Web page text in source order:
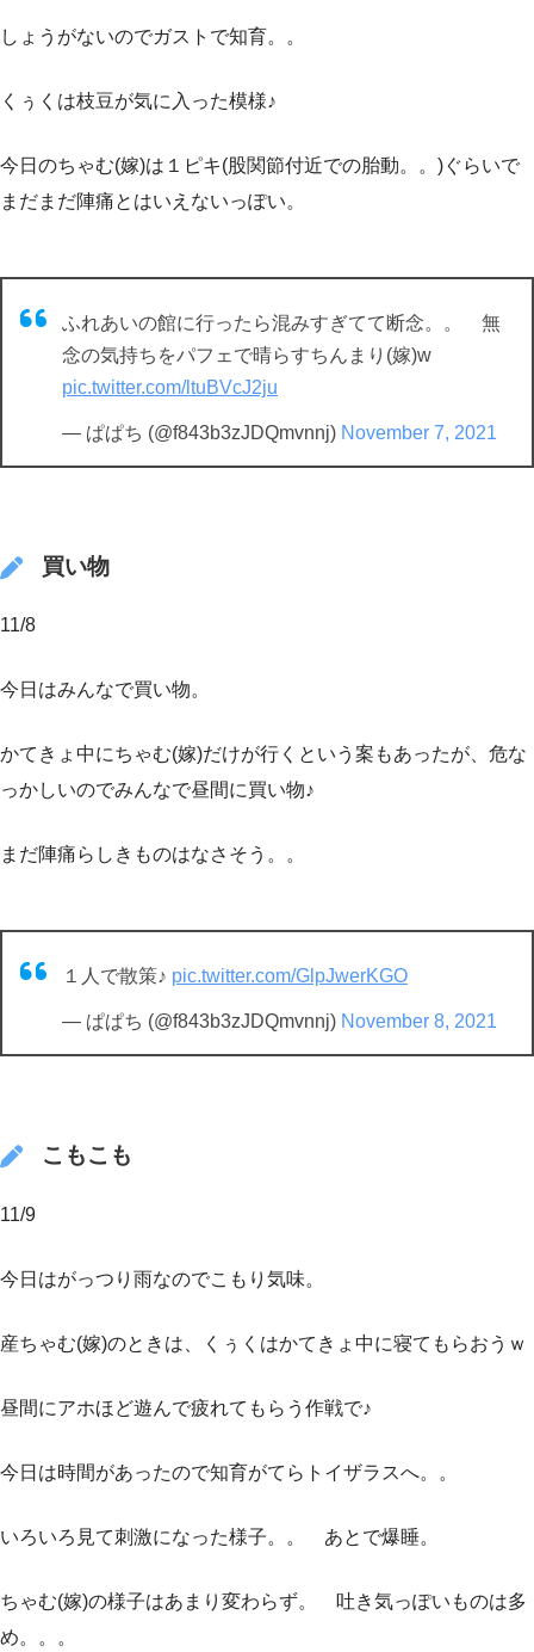
しょうがないのでガストで知育。。
くぅくは枝豆が気に入った模様♪
今日のちゃむ(嫁)は１ピキ(股関節付近での胎動。。)ぐらいで
まだまだ陣痛とはいえないっぽい。
ふれあいの館に行ったら混みすぎてて断念。。 無
念の気持ちをパフェで晴らすちんまり(嫁)w
pic.twitter.com/ltuBVcJ2ju
— ぱぱち (@f843b3zJDQmvnnj) November 7, 2021
買い物
11/8
今日はみんなで買い物。
かてきょ中にちゃむ(嫁)だけが行くという案もあったが、危な
っかしいのでみんなで昼間に買い物♪
まだ陣痛らしきものはなさそう。。
１人で散策♪ pic.twitter.com/GlpJwerKGO
— ぱぱち (@f843b3zJDQmvnnj) November 8, 2021
こもこも
11/9
今日はがっつり雨なのでこもり気味。
産ちゃむ(嫁)のときは、くぅくはかてきょ中に寝てもらおうｗ
昼間にアホほど遊んで疲れてもらう作戦で♪
今日は時間があったので知育がてらトイザラスへ。。
いろいろ見て刺激になった様子。。 あとで爆睡。
ちゃむ(嫁)の様子はあまり変わらず。 吐き気っぽいものは多
め。。。